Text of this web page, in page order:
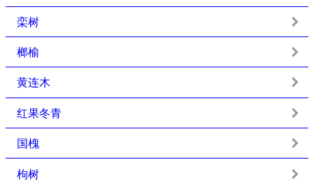
栾树
榔榆
黄连木
红果冬青
国槐
枸树